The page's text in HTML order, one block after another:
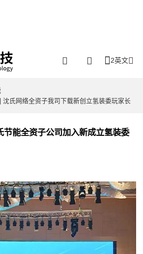
2英文
氏网络全资子我司下载新创立氢装委玩家长
节能全资子公司加入新成立氢装委